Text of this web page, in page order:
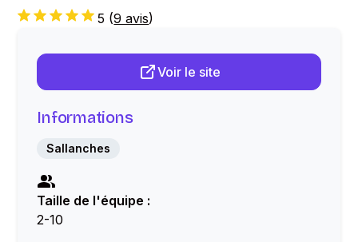
5 (9 avis)
Voir le site
Informations
Sallanches
Taille de l'équipe :
2-10